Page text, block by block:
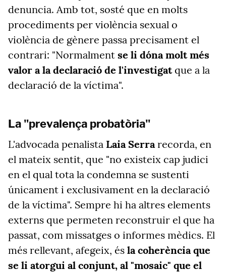
denuncia. Amb tot, sosté que en molts
procediments per violència sexual o
violència de gènere passa precisament el
contrari: "Normalment se li dóna molt més
valor a la declaració de l'investigatque a la
declaració de la víctima".
La "prevalença probatòria"
L'advocada penalista Laia Serrarecorda, en
el mateix sentit, que "no existeix cap judici
en el qual tota la condemna se sustenti
únicament i exclusivament en la declaració
de la víctima". Sempre hi ha altres elements
externs que permeten reconstruir el que ha
passat, com missatges o informes mèdics. El
més rellevant, afegeix, és la coherència que
se li atorgui al conjunt, al "mosaic" que el